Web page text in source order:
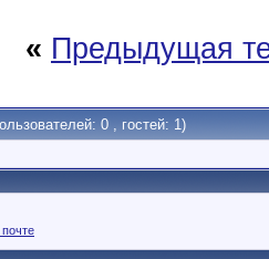
« Предыдущая
0 , гостей: 1)